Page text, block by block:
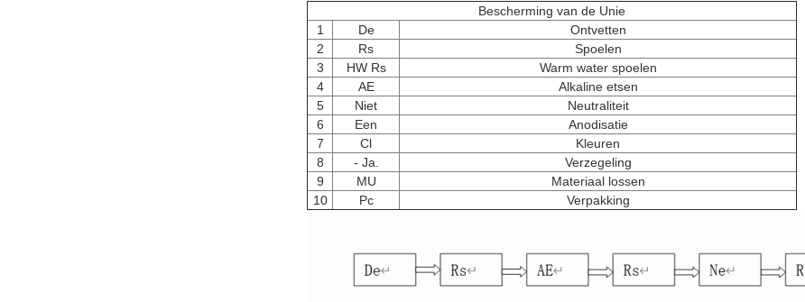
Bescherming van de Unie
1
De
Ontvetten
2
Rs
Spoelen
3
HW Rs
Warm water spoelen
4
AE
Alkaline etsen
5
Niet
Neutraliteit
6
Een
Anodisatie
7
Cl
Kleuren
8
- Ja.
Verzegeling
9
MU
Materiaal lossen
10
Pc Verpakking